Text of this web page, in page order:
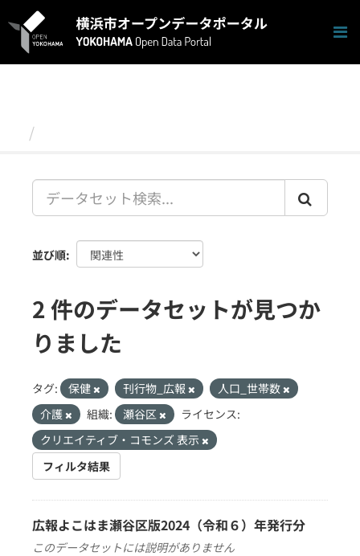
キ
並び順
2 件のデータセットが見つか
りました
タグ: 保健 刊行物_広報
人口_世帯数
介護
組織: 瀬谷区
ライセンス:
クリエイティブ・コモンズ 表示
フィルタ結果
広報よこはま瀬谷区版2024（令和６）年発行分
このデータセットには説明がありません